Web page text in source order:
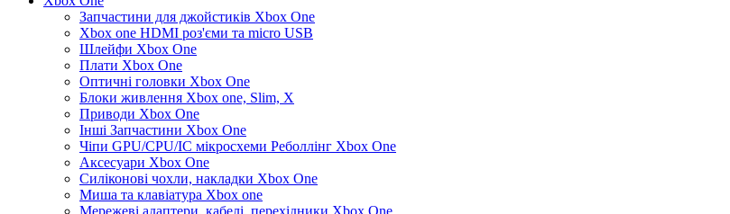
Запчастини для джойстиків Xbox One
Xbox one HDMI роз'єми та micro USB
Шлейфи Xbox One
Плати Xbox One
Оптичні головки Xbox One
Блоки живлення Xbox one, Slim, X
Приводи Xbox One
Інші Запчастини Xbox One
Чіпи GPU/CPU/IC мікросхеми Реболлінг Xbox One
Аксесуари Xbox One
Силіконові чохли, накладки Xbox One
Миша та клавіатура Xbox one
Мережеві адаптери, кабелі, перехідники Xbox One